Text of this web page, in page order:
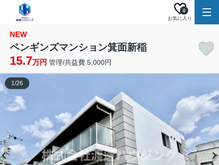
お気に入り
0
NEW
ペンギンズマンション箕面新稲
15.7万円 管理/共益費 5,000円
1/26